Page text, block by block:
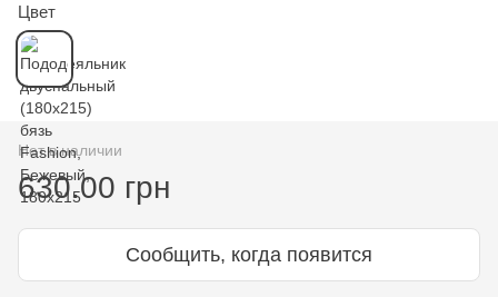
Цвет
Нет в наличии
630.00 грн
Сообщить, когда появится